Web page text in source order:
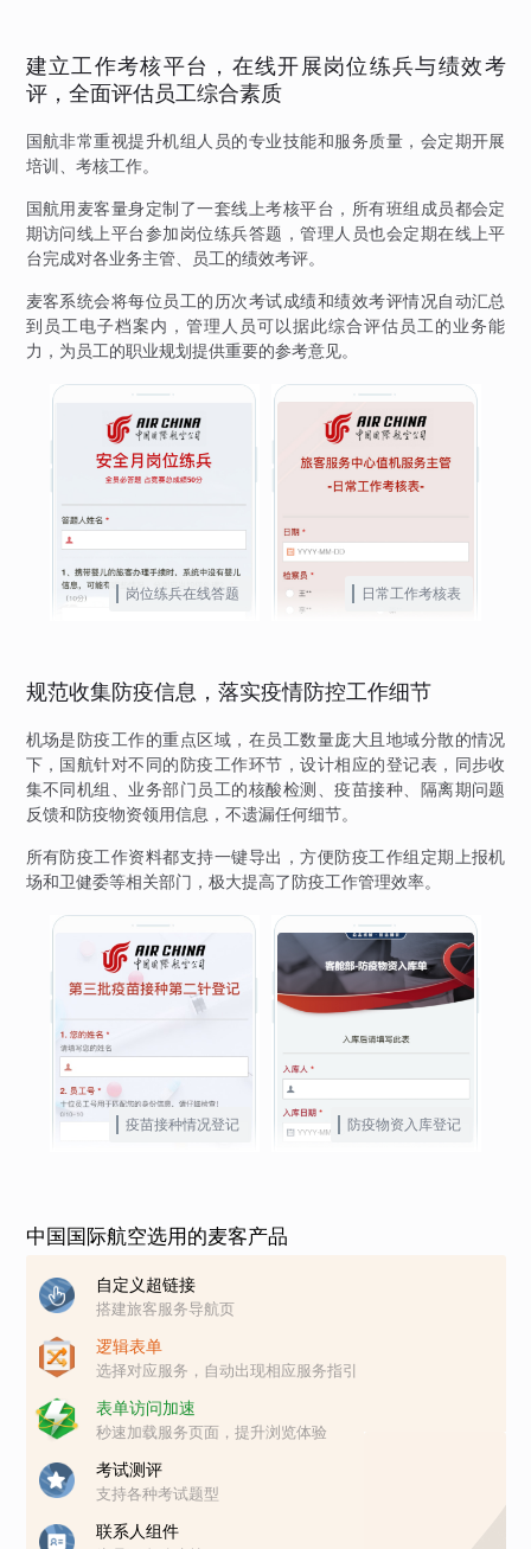
建立工作考核平台，在线开展岗位练兵与绩效考
评，全面评估员工综合素质
国航非常重视提升机组人员的专业技能和服务质量，会定期开展
培训、考核工作。
国航用麦客量身定制了一套线上考核平台，所有班组成员都会定
期访问线上平台参加岗位练兵答题，管理人员也会定期在线上平
台完成对各业务主管、员工的绩效考评。
麦客系统会将每位员工的历次考试成绩和绩效考评情况自动汇总
到员工电子档案内，管理人员可以据此综合评估员工的业务能
力，为员工的职业规划提供重要的参考意见。
岗位练兵在线答题 日常工作考核表
规范收集防疫信息，落实疫情防控工作细节
机场是防疫工作的重点区域，在员工数量庞大且地域分散的情况
下，国航针对不同的防疫工作环节，设计相应的登记表，同步收
集不同机组、业务部门员工的核酸检测、疫苗接种、隔离期问题
反馈和防疫物资领用信息，不遗漏任何细节。
所有防疫工作资料都支持一键导出，方便防疫工作组定期上报机
场和卫健委等相关部门，极大提高了防疫工作管理效率。
疫苗接种情况登记 防疫物资入库登记
中国国际航空选用的麦客产品
自定义超链接
搭建旅客服务导航页
逻辑表单
选择对应服务，自动出现相应服务指引
表单访问加速
秒速加载服务页面，提升浏览体验
考试测评
支持各种考试题型
联系人组件